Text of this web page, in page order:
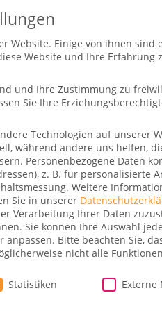
Dubai in
und Dubai Intl.
| 17. Oktober 2018|5
Website. Einige von ihnen sind
Website und Ihre Erfahrung
und Ihre Zustimmung zu
Sie Ihre
Technologien auf unserer
während andere uns helfen,
Personenbezogene Daten
z. B. für personalisierte
Weitere
Sie in unserer
Verarbeitung Ihrer Daten
Sie können Ihre Auswahl
anpassen. Bitte beachten Sie,
nicht alle
Statistiken Externe